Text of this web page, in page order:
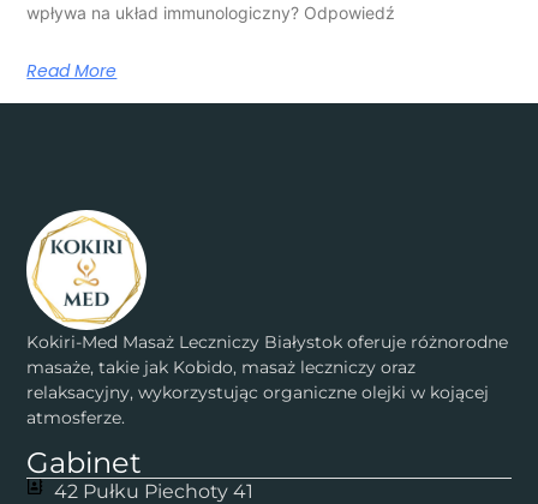
wpływa na układ immunologiczny? Odpowiedź
Read More
Kokiri-Med Masaż Leczniczy Białystok oferuje różnorodne
masaże, takie jak Kobido, masaż leczniczy oraz
relaksacyjny, wykorzystując organiczne olejki w kojącej
atmosferze.
Gabinet
42 Pułku Piechoty 41